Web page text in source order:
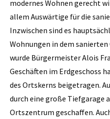
modernes Wohnen gerecht
allem Auswärtige für die
Inzwischen sind es
Wohnungen in dem
wurde Bürgermeister Alois
Geschäften im Erdgeschoss
des Ortskerns beigetragen.
durch eine große Tiefgarage
Ortszentrum geschaffen.